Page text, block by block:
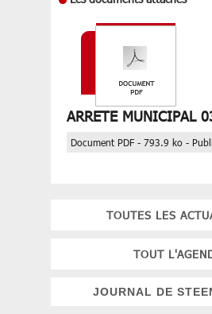
ARRETE MUNICIPAL
Document PDF - 793.9 ko -
TOUTES LES
TOUT
JOURNAL DE